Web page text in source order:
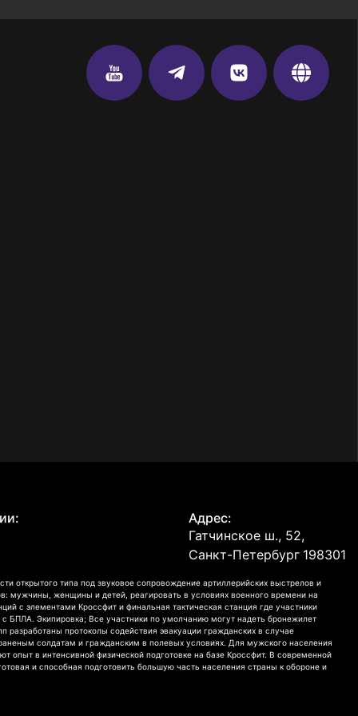
Адрес:
Гатчинское ш., 52,
Санкт-Петербург 198301
открытого типа под звуковое сопровождение артиллерийских выстрелов и
мужчины, женщины и детей, реагировать в условиях военного времени на
с элементами Кроссфит и финальная тактическая станция где участники
БПЛА. Экипировка; Все участники по умолчанию могут надеть бронежилет
разработаны протоколы содействия эвакуации гражданских в случае
солдатам и гражданским в полевых условиях. Для мужского населения
в интенсивной физической подготовке на базе Кроссфит. В современной
и способная подготовить большую часть населения страны к обороне и